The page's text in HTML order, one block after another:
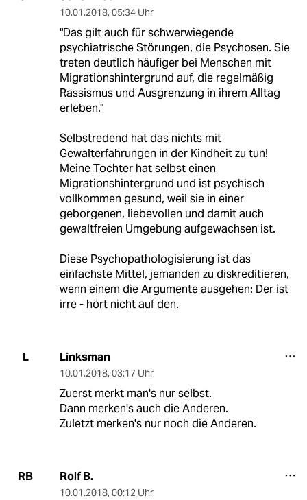
10.01.2018, 05:34 Uhr
"Das gilt auch für schwerwiegende
psychiatrische Störungen, die Psychosen. Sie
treten deutlich häufiger bei Menschen mit
Migrationshintergrund auf, die regelmäßig
Rassismus und Ausgrenzung in ihrem Alltag
erleben."
Selbstredend hat das nichts mit
Gewalterfahrungen in der Kindheit zu tun!
Meine Tochter hat selbst einen
Migrationshintergrund und ist psychisch
vollkommen gesund, weil sie in einer
geborgenen, liebevollen und damit auch
gewaltfreien Umgebung aufgewachsen ist.
Diese Psychopathologisierung ist das
einfachste Mittel, jemanden zu diskreditieren,
wenn einem die Argumente ausgehen: Der ist
irre - hört nicht auf den.
L Linksman
10.01.2018, 03:17 Uhr
Zuerst merkt man's nur selbst.
Dann merken's auch die Anderen.
Zuletzt merken's nur noch die Anderen.
RB Rolf B.
10.01.2018, 00:12 Uhr